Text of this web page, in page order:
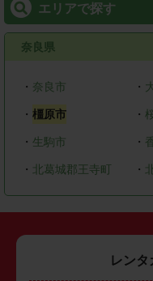
エリアで探す
奈良県
・ 奈良市 ・
・ 橿原市 ・
・ 生駒市 ・
・ 北葛城郡王寺町 ・
レン